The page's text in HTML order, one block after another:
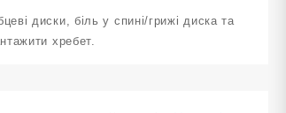
диски, біль у спині/грижі диска та
хребет.